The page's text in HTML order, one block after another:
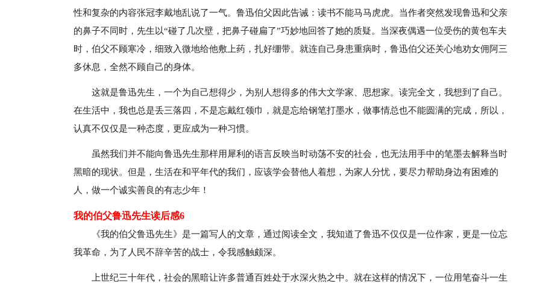
性和复杂的内容张冠李戴地乱说了一气。鲁迅伯父因此告诫：读书不能马马虎虎。当作者突然发现鲁迅和父亲
的鼻子不同时，先生以“碰了几次壁，把鼻子碰扁了”巧妙地回答了她的质疑。当深夜偶遇一位受伤的黄包车夫
时，伯父不顾寒冷，细致入微地给他敷上药，扎好绷带。就连自己身患重病时，鲁迅伯父还关心地劝女佣阿三
多休息，全然不顾自己的身体。
这就是鲁迅先生，一个为自己想得少，为别人想得多的伟大文学家、思想家。读完全文，我想到了自己。
在生活中，我也总是丢三落四，不是忘戴红领巾，就是忘给钢笔打墨水，做事情总也不能圆满的完成，所以，
认真不仅仅是一种态度，更应成为一种习惯。
虽然我们并不能向鲁迅先生那样用犀利的语言反映当时动荡不安的社会，也无法用手中的笔墨去解释当时
黑暗的现状。但是，生活在和平年代的我们，应该学会替他人着想，为家人分忧，要尽力帮助身边有困难的
人，做一个诚实善良的有志少年！
我的伯父鲁迅先生读后感6
《我的伯父鲁迅先生》是一篇写人的文章，通过阅读全文，我知道了鲁迅不仅仅是一位作家，更是一位忘
我革命，为了人民不辞辛苦的战士，令我感触颇深。
上世纪三十年代，社会的黑暗让许多普通百姓处于水深火热之中。就在这样的情况下，一位用笔奋斗一生